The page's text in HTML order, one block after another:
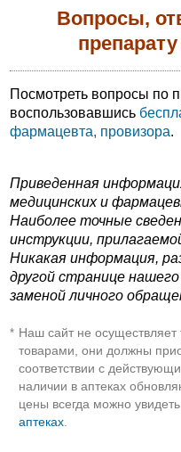
Вопросы,
Посмотреть вопросы по
воспользовавшись
фармацевта, провизора.
Приведенная
медицинских и
Наиболее точные
инструкции,
Никакая информация,
другой странице
заменой личного
* Наш сайт не
товарами, они должны
соответствии с
наличии в аптеках
цены всегда можно
аптеках